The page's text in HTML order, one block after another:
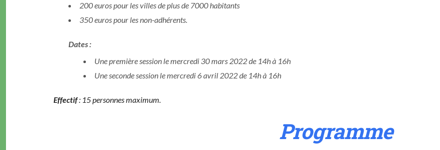
200 euros pour les villes de plus de 7000 habitants
350 euros pour les non-adhérents.
Dates :
Une pre­mière ses­sion le mer­cre­di 30 mars 2022 de 14h à 16h
Une sec­onde ses­sion le mer­cre­di 6 avril 2022 de 14h à 16h
Effec­tif: 15 per­son­nes maximum.
Programme